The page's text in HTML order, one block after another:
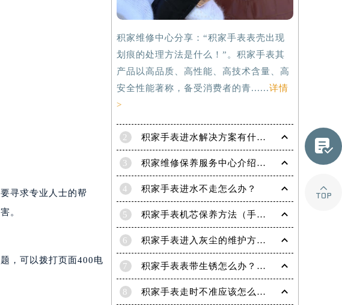
寻求专业人士的帮
。
，可以拨打页面400电
积家维修中心分享：“积家手表表壳出现
划痕的处理方法是什么！”。积家手表其
产品以高品质、高性能、高技术含量、高
安全性能著称，备受消费者的青......详情
>
2 积家手表进水解决方案有什么？
3 积家维修保养服务中心介绍 | 积家
4 积家手表进水不走怎么办？
5 积家手表机芯保养方法（手表机芯正确保养方法）
6 积家手表进入灰尘的维护方法（处理办法）
7 积家手表表带生锈怎么办？（积家手表去除锈迹的四种方法）
8 积家手表走时不准应该怎么办?(走时不准的处理方法)

